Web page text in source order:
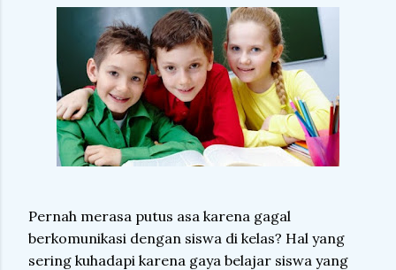
Pernah merasa putus asa karena gagal
berkomunikasi dengan siswa di kelas? Hal yang
sering kuhadapi karena gaya belajar siswa yang